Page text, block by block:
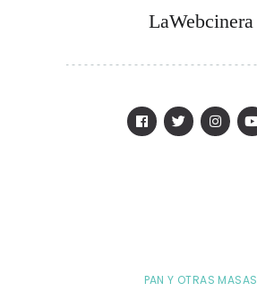
LaWebcinera
PAN Y OTRAS MASAS